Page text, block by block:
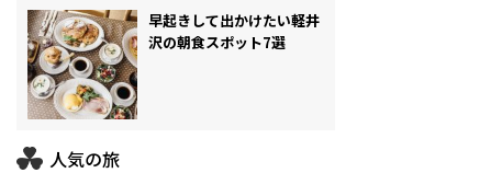
早起きして出かけたい軽井
沢の朝食スポット7選
人気の旅